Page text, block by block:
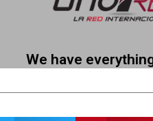
We have
Incredible